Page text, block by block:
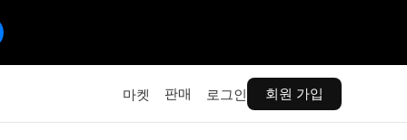
마켓 판매 로그인 회원 가입